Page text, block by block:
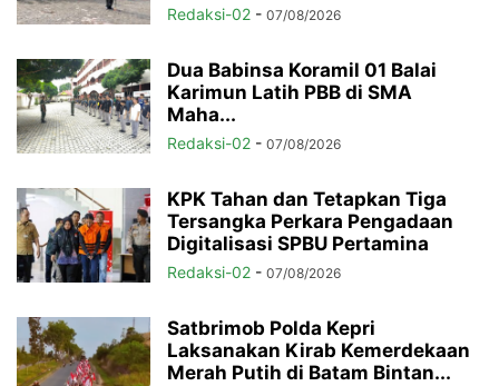
Redaksi-02 - 07/08/2026
Dua Babinsa Koramil 01 Balai
Karimun Latih PBB di SMA
Maha...
Redaksi-02 - 07/08/2026
KPK Tahan dan Tetapkan Tiga
Tersangka Perkara Pengadaan
Digitalisasi SPBU Pertamina
Redaksi-02 - 07/08/2026
Satbrimob Polda Kepri
Laksanakan Kirab Kemerdekaan
Merah Putih di Batam Bintan...